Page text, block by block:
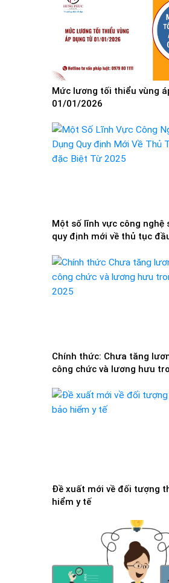
Mức lương tối thiểu vùng
01/01/2026
Một số lĩnh vực công nghệ
quy định mới về thủ tục
Chính thức: Chưa tăng
công chức và lương hưu
Đề xuất mới về đối tượng
hiểm y tế